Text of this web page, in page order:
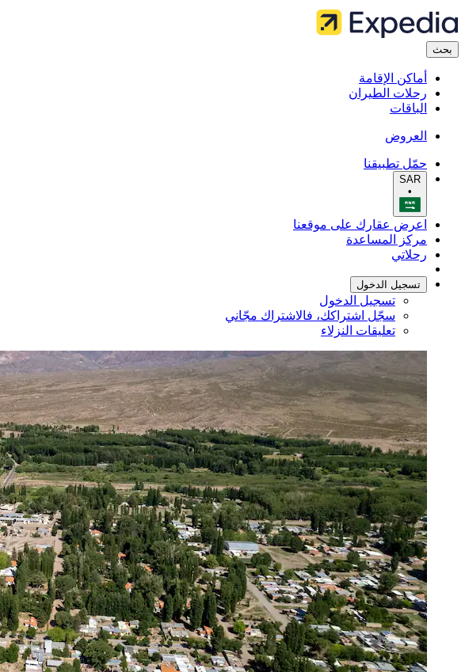
بحث
أماكن الإقامة
رحلات الطيران
الباقات
العروض
حمّل تطبيقنا
SAR
•
اعرض عقارك على موقعنا
مركز المساعدة
رحلاتي
تسجيل الدخول
تسجيل الدخول
سجّل اشتراكك، فالاشتراك مجّاني
تعليقات النزلاء